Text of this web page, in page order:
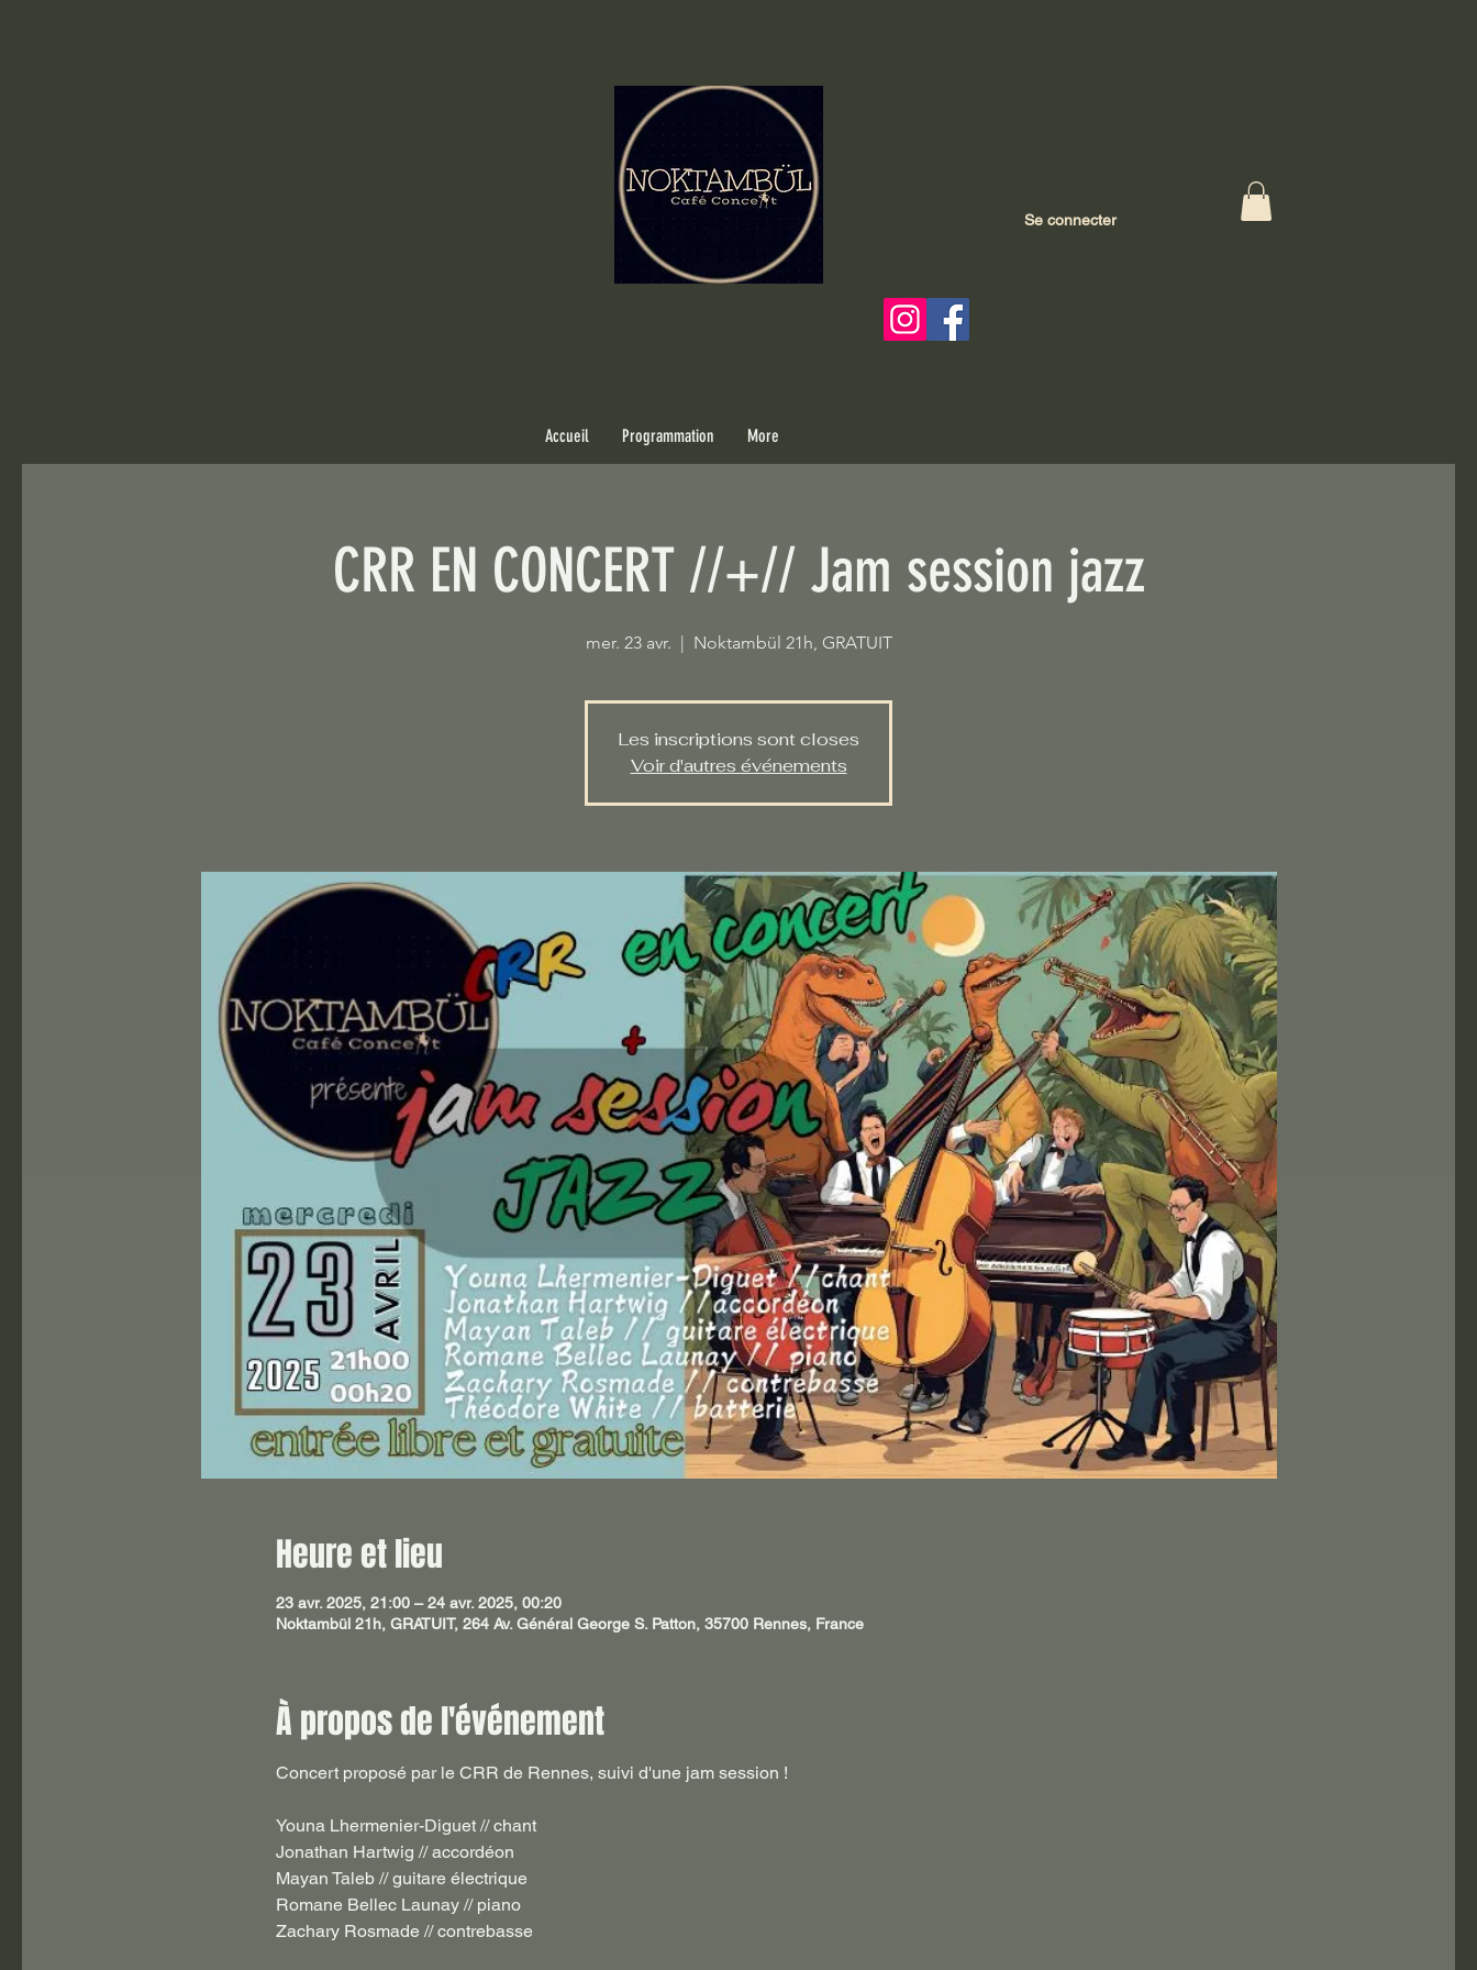
Se connecter
Accueil Programmation More
CRR EN CONCERT //+// Jam session jazz
mer. 23 avr.
  |
Noktambül 21h, GRATUIT
Les inscriptions sont closes
Voir d'autres événements
Heure et lieu
23 avr. 2025, 21:00 – 24 avr. 2025, 00:20
Noktambül 21h, GRATUIT, 264 Av. Général George S. Patton, 35700 Rennes, France
À propos de l'événement
Concert proposé par le CRR de Rennes, suivi d'une jam session !
Youna Lhermenier-Diguet // chant
Jonathan Hartwig // accordéon
Mayan Taleb // guitare électrique
Romane Bellec Launay // piano
Zachary Rosmade // contrebasse